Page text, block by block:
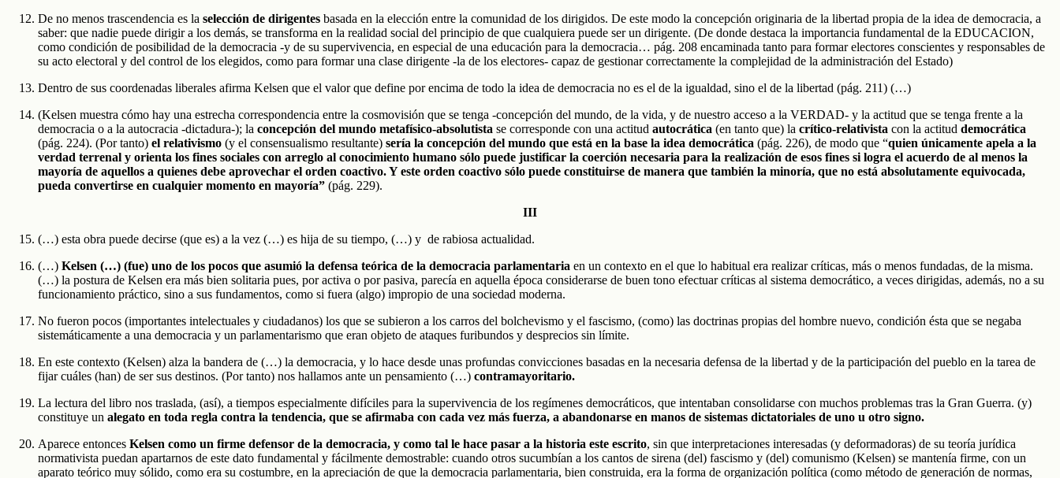
De no menos trascendencia es la selección de dirigentes basada en la elección entre la comunidad de los dirigidos. De este modo la concepción originaria de la libertad propia de la idea de democracia, a
saber: que nadie puede dirigir a los demás, se transforma en la realidad social del principio de que cualquiera puede ser un dirigente. (De donde destaca la importancia fundamental de la EDUCACION,
como condición de posibilidad de la democracia -y de su supervivencia, en especial de una educación para la democracia… pág. 208 encaminada tanto para formar electores conscientes y responsables de
su acto electoral y del control de los elegidos, como para formar una clase dirigente -la de los electores- capaz de gestionar correctamente la complejidad de la administración del Estado)
Dentro de sus coordenadas liberales afirma Kelsen que el valor que define por encima de todo la idea de democracia no es el de la igualdad, sino el de la libertad (pág. 211) (…)
(Kelsen muestra cómo hay una estrecha correspondencia entre la cosmovisión que se tenga -concepción del mundo, de la vida, y de nuestro acceso a la VERDAD- y la actitud que se tenga frente a la
democracia o a la autocracia -dictadura-); la concepción del mundo metafísico-absolutista se corresponde con una actitud autocrática (en tanto que) la crítico-relativista con la actitud democrática
(pág. 224). (Por tanto) el relativismo (y el consensualismo resultante) sería la concepción del mundo que está en la base la idea democrática (pág. 226), de modo que “quien únicamente apela a la
verdad terrenal y orienta los fines sociales con arreglo al conocimiento humano sólo puede justificar la coerción necesaria para la realización de esos fines si logra el acuerdo de al menos la
mayoría de aquellos a quienes debe aprovechar el orden coactivo. Y este orden coactivo sólo puede constituirse de manera que también la minoría, que no está absolutamente equivocada,
pueda convertirse en cualquier momento en mayoría” (pág. 229).
III
(…) esta obra puede decirse (que es) a la vez (…) es hija de su tiempo, (…) y de rabiosa actualidad.
(…) Kelsen (…) (fue) uno de los pocos que asumió la defensa teórica de la democracia parlamentaria en un contexto en el que lo habitual era realizar críticas, más o menos fundadas, de la misma.
(…) la postura de Kelsen era más bien solitaria pues, por activa o por pasiva, parecía en aquella época considerarse de buen tono efectuar críticas al sistema democrático, a veces dirigidas, además, no a su
funcionamiento práctico, sino a sus fundamentos, como si fuera (algo) impropio de una sociedad moderna.
No fueron pocos (importantes intelectuales y ciudadanos) los que se subieron a los carros del bolchevismo y el fascismo, (como) las doctrinas propias del hombre nuevo, condición ésta que se negaba
sistemáticamente a una democracia y un parlamentarismo que eran objeto de ataques furibundos y desprecios sin límite.
En este contexto (Kelsen) alza la bandera de (…) la democracia, y lo hace desde unas profundas convicciones basadas en la necesaria defensa de la libertad y de la participación del pueblo en la tarea de
fijar cuáles (han) de ser sus destinos. (Por tanto) nos hallamos ante un pensamiento (…) contramayoritario.
La lectura del libro nos traslada, (así), a tiempos especialmente difíciles para la supervivencia de los regímenes democráticos, que intentaban consolidarse con muchos problemas tras la Gran Guerra. (y)
constituye un alegato en toda regla contra la tendencia, que se afirmaba con cada vez más fuerza, a abandonarse en manos de sistemas dictatoriales de uno u otro signo.
Aparece entonces Kelsen como un firme defensor de la democracia, y como tal le hace pasar a la historia este escrito, sin que interpretaciones interesadas (y deformadoras) de su teoría jurídica
normativista puedan apartarnos de este dato fundamental y fácilmente demostrable: cuando otros sucumbían a los cantos de sirena (del) fascismo y (del) comunismo (Kelsen) se mantenía firme, con un
aparato teórico muy sólido, como era su costumbre, en la apreciación de que la democracia parlamentaria, bien construida, era la forma de organización política (como método de generación de normas,